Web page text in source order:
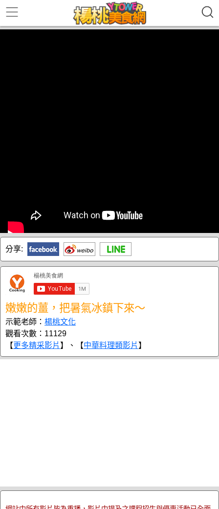
分享:
嫩嫩的薑，把暑氣冰鎮下來～
示範老師： 楊桃文化
觀看次數：11129
【更多精采影片 】、【中華料理類影片 】